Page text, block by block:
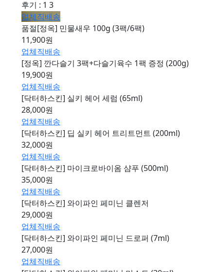
후기 : 1 3
업체직배송
품절[정옥] 민물새우 100g (3팩/6팩)
11,900원
업체직배송
[정옥] 깐다슬기 3팩+다슬기육수 1팩 증정 (200g)
19,900원
업체직배송
[닥터하스킨] 실키 헤어 세럼 (65ml)
28,000원
업체직배송
[닥터하스킨] 딥 실키 헤어 트리트먼트 (200ml)
32,000원
업체직배송
[닥터하스킨] 마이크로바이옴 샴푸 (500ml)
35,000원
업체직배송
[닥터하스킨] 와이파인 페미닌 클렌저
29,000원
업체직배송
[닥터하스킨] 와이파인 페미닌 드로퍼 (7ml)
27,000원
업체직배송